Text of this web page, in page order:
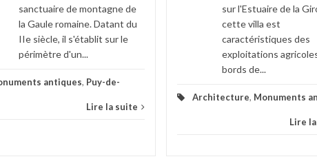
sanctuaire de montagne de
la Gaule romaine. Datant du
IIe siècle, il s'établit sur le
périmètre d'un...
antiques, Puy-de-
Lire la suite
sur l'Estuaire de la
cette villa est
caractéristiques des
exploitations
bords de...
Architecture, Monuments
Lire